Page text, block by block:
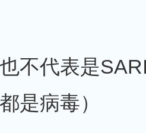
不代表是
是病毒）